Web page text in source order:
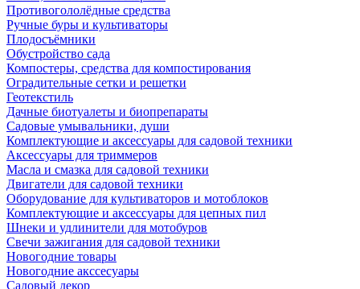
Противогололёдные средства
Ручные буры и культиваторы
Плодосъёмники
Обустройство сада
Компостеры, средства для компостирования
Оградительные сетки и решетки
Геотекстиль
Дачные биотуалеты и биопрепараты
Садовые умывальники, души
Комплектующие и аксессуары для садовой техники
Аксессуары для триммеров
Масла и смазка для садовой техники
Двигатели для садовой техники
Оборудование для культиваторов и мотоблоков
Комплектующие и аксессуары для цепных пил
Шнеки и удлинители для мотобуров
Свечи зажигания для садовой техники
Новогодние товары
Новогодние акссесуары
Садовый декор